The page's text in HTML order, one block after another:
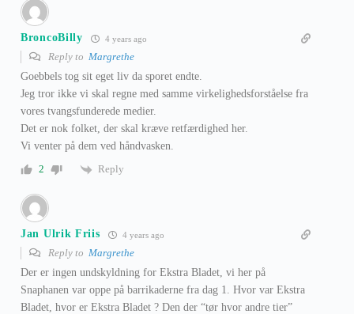
BroncoBilly 4 years ago
Reply to Margrethe
Goebbels tog sit eget liv da sporet endte.
Jeg tror ikke vi skal regne med samme virkelighedsforståelse fra
vores tvangsfunderede medier.
Det er nok folket, der skal kræve retfærdighed her.
Vi venter på dem ved håndvasken.
2
Reply
Jan Ulrik Friis 4 years ago
Reply to Margrethe
Der er ingen undskyldning for Ekstra Bladet, vi her på
Snaphanen var oppe på barrikaderne fra dag 1. Hvor var Ekstra
Bladet, hvor er Ekstra Bladet ? Den der “tør hvor andre tier”